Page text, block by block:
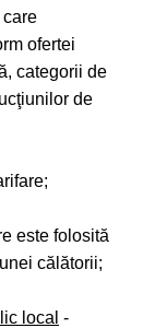
ofertei
categorii de
de
este folosită
călătorii;
local -